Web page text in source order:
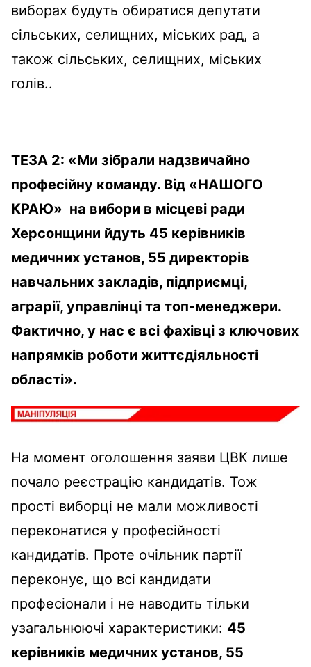
виборах будуть обиратися депутати
сільських, селищних, міських рад, а
також сільських, селищних, міських
голів..
ТЕЗА 2: «Ми зібрали надзвичайно
професійну команду. Від «НАШОГО
КРАЮ» на вибори в місцеві ради
Херсонщини йдуть 45 керівників
медичних установ, 55 директорів
навчальних закладів, підприємці,
аграрії, управлінці та топ-менеджери.
Фактично, у нас є всі фахівці з ключових
напрямків роботи життєдіяльності
області».
На момент оголошення заяви ЦВК лише
почало реєстрацію кандидатів. Тож
прості виборці не мали можливості
переконатися у професійності
кандидатів. Проте очільник партії
переконує, що всі кандидати
професіонали і не наводить тільки
узагальнюючі характеристики: 45
керівників медичних установ, 55